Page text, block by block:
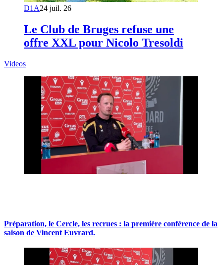
D1A24 juil. 26
Le Club de Bruges refuse une
offre XXL pour Nicolo Tresoldi
Videos
Préparation, le Cercle, les recrues : la première conférence de la
saison de Vincent Euvrard.